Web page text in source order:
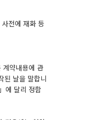
전에 재화 등
약내용에 관
된 날을 말합니
에 달리 정함